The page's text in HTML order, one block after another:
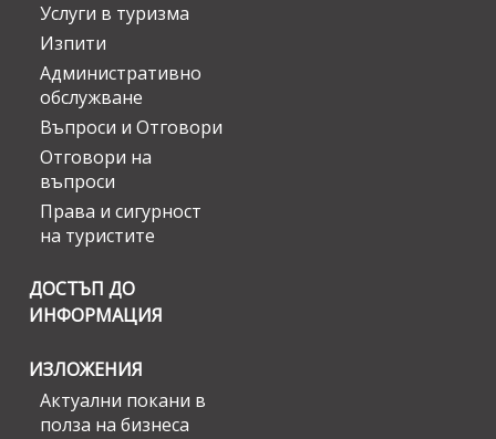
Услуги в туризма
Изпити
Административно
обслужване
Въпроси и Отговори
Отговори на
въпроси
Права и сигурност
на туристите
ДОСТЪП ДО
ИНФОРМАЦИЯ
ИЗЛОЖЕНИЯ
Актуални покани в
полза на бизнеса